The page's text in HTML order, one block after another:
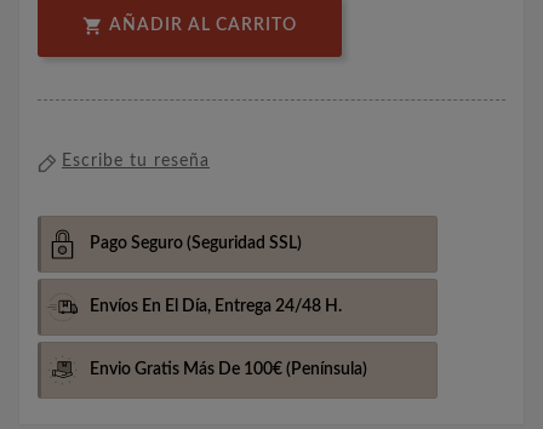
 AÑADIR AL CARRITO
Escribe tu reseña
Pago Seguro (Seguridad SSL)
Envíos En El Día, Entrega 24/48 H.
Envio Gratis Más De 100€ (Península)